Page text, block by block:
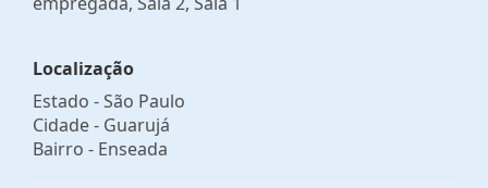
Localização
Estado -São Paulo
Cidade - Guarujá
Bairro - Enseada